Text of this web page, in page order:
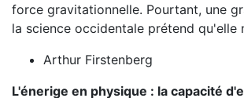
force gravitationnelle. Pourtant, une
la science occidentale prétend qu'elle
Arthur Firstenberg
L'énerige en physique : la capacité